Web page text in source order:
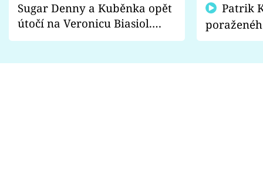
Sugar Denny a Kuběnka opět
útočí na Veronicu Biasiol.
Proč je podle nich falešná a
fanoušci